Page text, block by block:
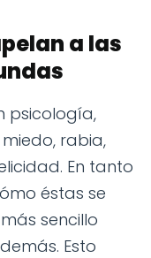
a las
psicología,
miedo, rabia,
En tanto
éstas se
sencillo
Esto